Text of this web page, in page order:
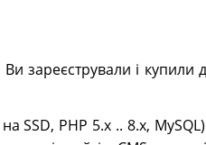
зареєстрували і
SSD, PHP 5.х .. 8.х,